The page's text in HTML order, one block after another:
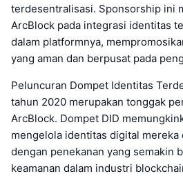
terdesentralisasi. Sponsorship ini
ArcBlock pada integrasi identitas
dalam platformnya,
yang aman dan berpusat pada
Peluncuran Dompet Identitas
tahun 2020 merupakan tonggak
ArcBlock. Dompet DID
mengelola identitas digital mereka
dengan penekanan yang semakin
keamanan dalam industri